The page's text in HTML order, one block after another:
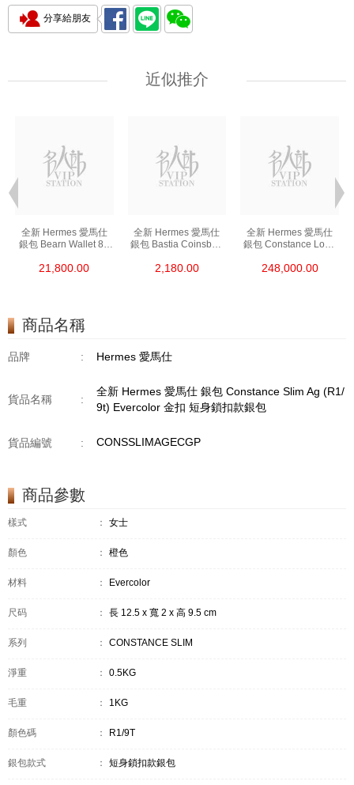
分享給朋友
近似推介
全新 Hermes 愛馬仕
銀包 Bearn Wallet 89
短身抽帶款銀包
21,800.00
全新 Hermes 愛馬仕
銀包 Bastia Coinsbag
零錢包
2,180.00
全新 Hermes 愛馬仕
銀包 Constance Long
Croco 銀扣
248,000.00
商品名稱
品牌 : Hermes 愛馬仕
貨品名稱 :
全新 Hermes 愛馬仕 銀包 Constance Slim Ag (R1/
9t) Evercolor 金扣 短身鎖扣款銀包
貨品編號 : CONSSLIMAGECGP
商品參數
樣式 ： 女士
顏色 ： 橙色
材料 ： Evercolor
尺码 ： 長 12.5 x 寬 2 x 高 9.5 cm
系列 ： CONSTANCE SLIM
淨重 ： 0.5KG
毛重 ： 1KG
顏色碼 ： R1/9T
銀包款式 ： 短身鎖扣款銀包